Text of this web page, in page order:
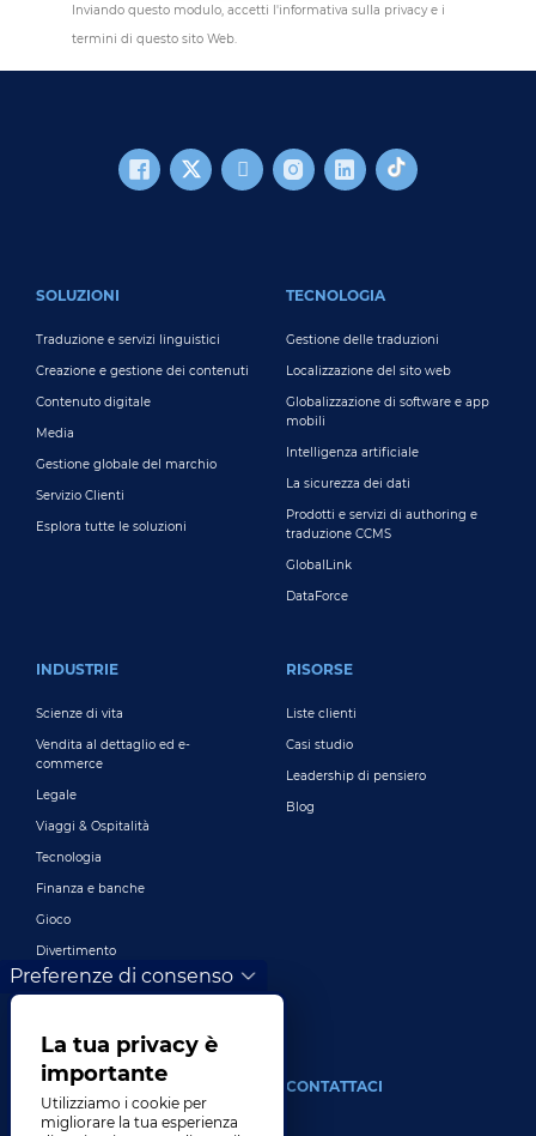
Inviando questo modulo, accetti l'informativa sulla privacy e i
termini di questo sito Web.
SOLUZIONI
Traduzione e servizi linguistici
Creazione e gestione dei contenuti
Contenuto digitale
Media
Gestione globale del marchio
Servizio Clienti
Esplora tutte le soluzioni
TECNOLOGIA
Gestione delle traduzioni
Localizzazione del sito web
Globalizzazione di software e app
mobili
Intelligenza artificiale
La sicurezza dei dati
Prodotti e servizi di authoring e
traduzione CCMS
GlobalLink
DataForce
INDUSTRIE
Scienze di vita
Vendita al dettaglio ed e-
commerce
Legale
Viaggi & Ospitalità
Tecnologia
Finanza e banche
Gioco
Divertimento
Marketing digitale e pubblicità
RISORSE
Liste clienti
Casi studio
Leadership di pensiero
Blog
DI
La nostra azienda
CONTATTACI
Preferenze di consenso
La tua privacy è
importante
Utilizziamo i cookie per
migliorare la tua esperienza